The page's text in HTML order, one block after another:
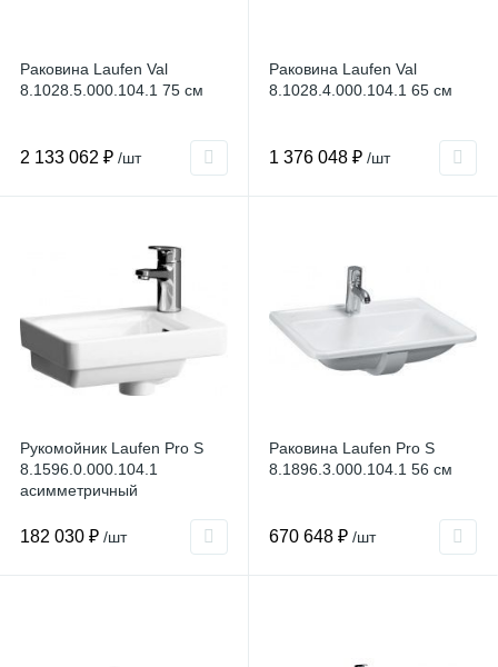
Раковина Laufen Val
8.1028.5.000.104.1 75 см
2 133 062 ₽ /шт
Раковина Laufen Val
8.1028.4.000.104.1 65 см
1 376 048 ₽ /шт
Рукомойник Laufen Pro S
8.1596.0.000.104.1
асимметричный
182 030 ₽ /шт
Раковина Laufen Pro S
8.1896.3.000.104.1 56 см
670 648 ₽ /шт